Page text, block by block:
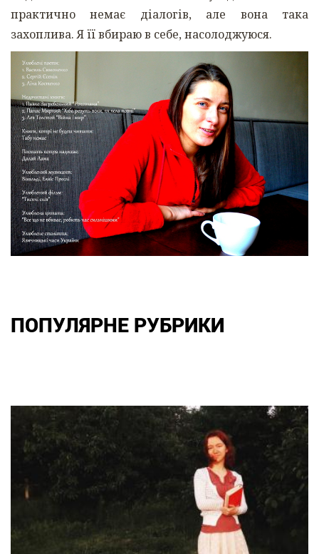
практично немає діалогів, але вона така
захоплива. Я її вбираю в себе, насолоджуюся.
ПОПУЛЯРНЕ РУБРИКИ